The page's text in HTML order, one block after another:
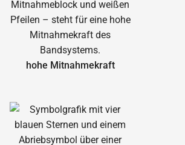
hohe Mitnahmekraft